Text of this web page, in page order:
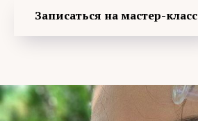
Записаться на мастер-класс